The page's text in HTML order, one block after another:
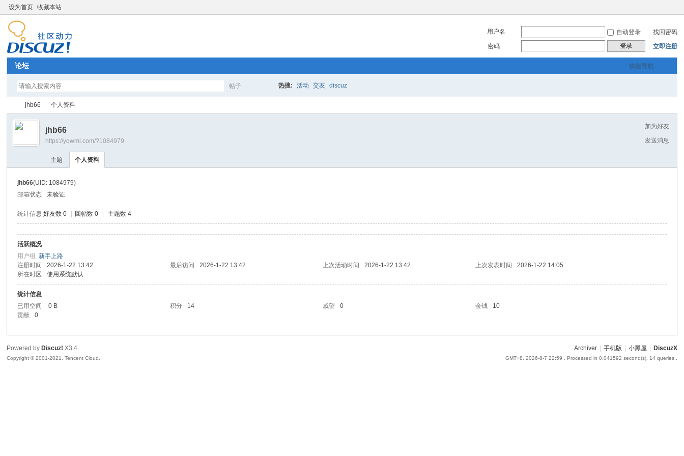
设为首页 收藏本站
用户名 自动登录
找回密码
密码
登录 立即注册
快捷导航
论坛
帖子 热搜: 活动 交友 discuz
uz!
›
jhb66 个人资料
加为好友
发送消息
jhb66
https://yqwml.com/?1084979
主题 个人资料
jhb66(UID: 1084979)
邮箱状态
未验证
统计信息 好友数 0 回帖数 0 主题数 4
活跃概况
用户组新手上路
注册时间
2026-1-22 13:42 最后访问 2026-1-22 13:42 上次活动时间 2026-1-22 13:42 上次发表时间
2026-1-22 14:05
所在时区
使用系统默认
统计信息
已用空间
0 B 积分 14 威望 0 金钱
10
贡献
0
Archiver 手机版 小黑屋 DiscuzX
GMT+8, 2026-8-7 22:59 , Processed in 0.041592 second(s), 14 queries .
Powered by Discuz! X3.4
Copyright © 2001-2021, Tencent Cloud.